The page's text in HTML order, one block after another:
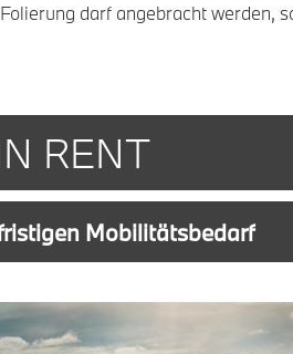
darf angebracht werden,
RENT
Mobilitätsbedarf